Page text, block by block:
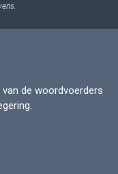
de woordvoerders